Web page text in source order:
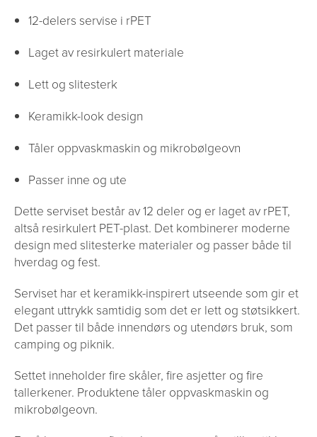
12-delers servise i rPET
Laget av resirkulert materiale
Lett og slitesterk
Keramikk-look design
Tåler oppvaskmaskin og mikrobølgeovn
Passer inne og ute
Dette serviset består av 12 deler og er laget av rPET,
altså resirkulert PET-plast. Det kombinerer moderne
design med slitesterke materialer og passer både til
hverdag og fest.
Serviset har et keramikk-inspirert utseende som gir et
elegant uttrykk samtidig som det er lett og støtsikkert.
Det passer til både innendørs og utendørs bruk, som
camping og piknik.
Settet inneholder fire skåler, fire asjetter og fire
tallerkener. Produktene tåler oppvaskmaskin og
mikrobølgeovn.